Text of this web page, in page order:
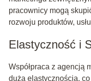
pracownicy mogą
rozwoju produktów,
Elastyczność i
Współpraca z agencją
dużą elastycznością,